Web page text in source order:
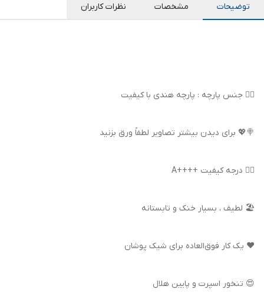
توضیحات مشخصات نظرات کاربران
👌🏻 جنس پارچه : پارچه هندی با کیفیت
🍭💖 برای دیدن بیشتر تصاویر لطفاً ورق بزنید
👍🏻 درجه کیفیت ++++A
🏖️ لطیف ، بسیار خنک و تابستانه
❤️ یک کار فوق‌العاده برای شیک پوشان
😍 تنخور اسپرت و پایین هلال